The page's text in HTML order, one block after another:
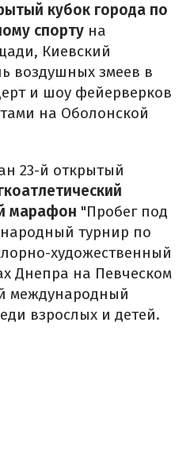
кубок города по
спорту на
Киевский
воздушных змеев в
и шоу фейерверков
на Оболонской
23-й открытый
марафон "Пробег под
турнир по
художественный
Днепра на Певческом
международный
взрослых и детей.